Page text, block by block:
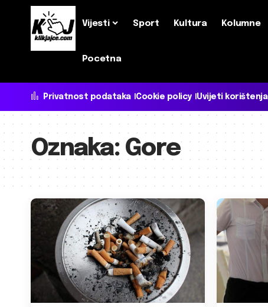
Vijesti Sport Kultura Kolumne
Pocetna
Privatnost podataka Cookie policy Uvijeti korištenja
Oznaka: Gore